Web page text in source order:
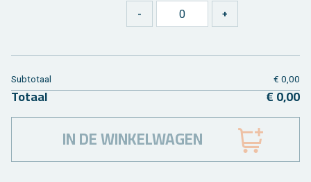
Sub­to­taal € 0,00
To­taal € 0,00
IN DE WINKELWAGEN